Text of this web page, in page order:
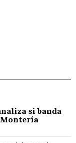
si banda
Montería